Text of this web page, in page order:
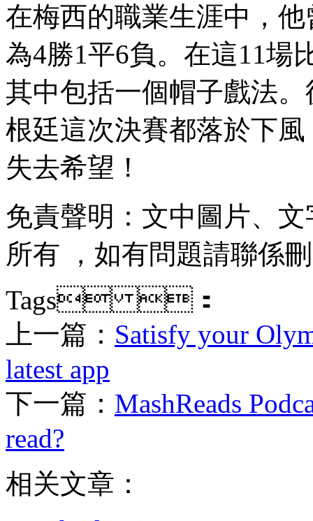
在梅西的職業生涯中，
為4勝1平6負。在這11場
其中包括一個帽子戲法。
根廷這次決賽都落於下風
失去希望！
免責聲明：文中圖片
所有 ，如有問題請聯係刪除
Tags ：
上一篇： Satisfy your
latest app
下一篇： MashReads
read?
相关文章：